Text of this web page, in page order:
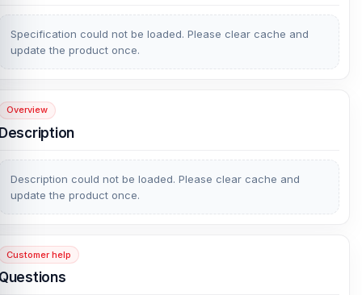
Specification could not be loaded. Please clear cache and
update the product once.
Overview
Description could not be loaded. Please clear cache and
update the product once.
Customer help